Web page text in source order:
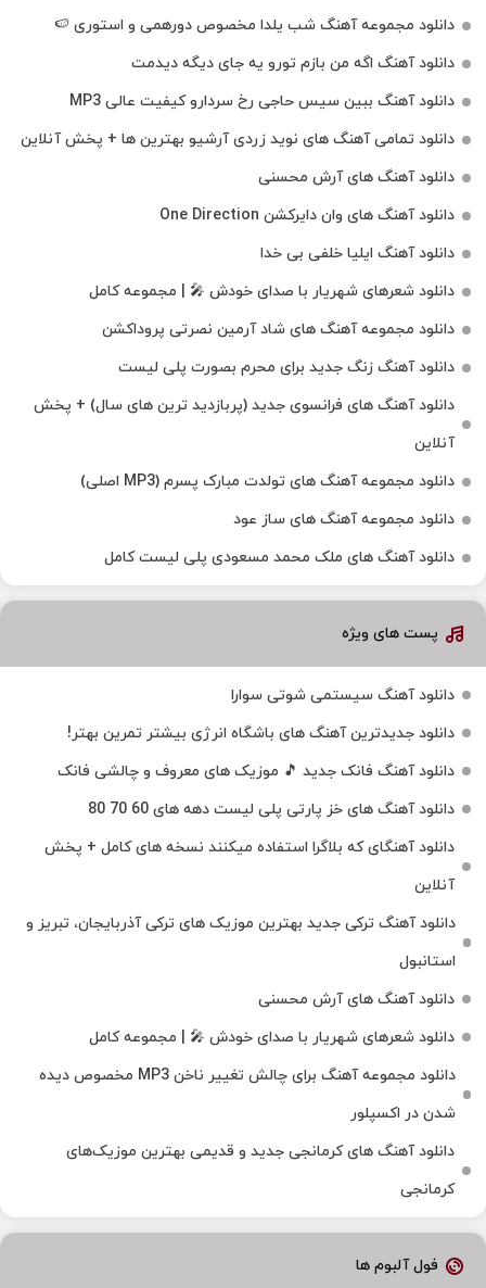
دانلود مجموعه آهنگ شب یلدا مخصوص دورهمی و استوری 🍉
دانلود آهنگ اگه من بازم تورو یه جای دیگه دیدمت
دانلود آهنگ ببین سیس حاجی رخ سردارو کیفیت عالی MP3
دانلود تمامی آهنگ های نوید زردی آرشیو بهترین ها + پخش آنلاین
دانلود آهنگ های آرش محسنی
دانلود آهنگ های وان دایرکشن One Direction
دانلود آهنگ ایلیا خلفی بی خدا
دانلود شعرهای شهریار با صدای خودش 🎤 | مجموعه کامل
دانلود مجموعه آهنگ های شاد آرمین نصرتی پروداکشن
دانلود آهنگ زنگ جدید برای محرم بصورت پلی لیست
دانلود آهنگ های فرانسوی جدید (پربازدید ترین های سال) + پخش
آنلاین
دانلود مجموعه آهنگ های تولدت مبارک پسرم (MP3 اصلی)
دانلود مجموعه آهنگ های ساز عود
دانلود آهنگ های ملک‌ محمد مسعودی پلی لیست کامل
پست های ویژه
دانلود آهنگ سیستمی شوتی سوارا
دانلود جدیدترین آهنگ‌ های باشگاه انرژی بیشتر تمرین بهتر!
دانلود آهنگ فانک جدید 🎵 موزیک‌ های معروف و چالشی فانک
دانلود آهنگ های خز پارتی پلی لیست دهه های 60 70 80
دانلود آهنگای که بلاگرا استفاده میکنند نسخه های کامل + پخش
آنلاین
دانلود آهنگ ترکی جدید بهترین موزیک‌ های ترکی آذربایجان، تبریز و
استانبول
دانلود آهنگ های آرش محسنی
دانلود شعرهای شهریار با صدای خودش 🎤 | مجموعه کامل
دانلود مجموعه آهنگ برای چالش تغییر ناخن MP3 مخصوص دیده
شدن در اکسپلور
دانلود آهنگ‌ های کرمانجی جدید و قدیمی بهترین موزیک‌های
کرمانجی
فول آلبوم ها